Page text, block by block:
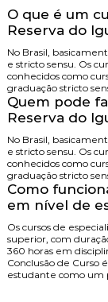
O que é um
Reserva do
No Brasil,
e stricto sensu. Os
conhecidos como
graduação stricto
Quem pode
Reserva do
No Brasil,
e stricto sensu. Os
conhecidos como
graduação stricto
Como
em nível de
Os cursos de
superior, com
360 horas em
Conclusão de Curso
estudante como um